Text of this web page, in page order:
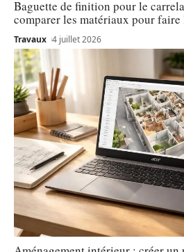
Baguette de finition pour le
comparer les matériaux pour
Travaux 4 juillet 2026